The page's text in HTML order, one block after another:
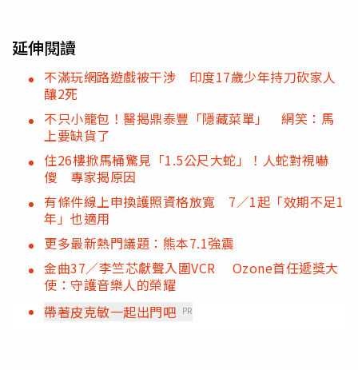
延伸閱讀
不滿玩網路遊戲被干涉 印度17歲少年持刀砍家人
釀2死
不只小籠包！醫揭鼎泰豐「隱藏菜單」 網笑：馬
上要缺貨了
住26樓掀馬桶驚見「1.5公尺大蛇」！人蛇對視嚇
傻 專家揭原因
有條件線上申換護照資格放寬 7／1起「效期不足1
年」也適用
更多最新熱門議題：熊本7.1強震
金曲37／李竺芯獻聲入圍VCR Ozone首任遞獎大
使：守護音樂人的榮耀
帶著皮克敏一起出門吧 PR